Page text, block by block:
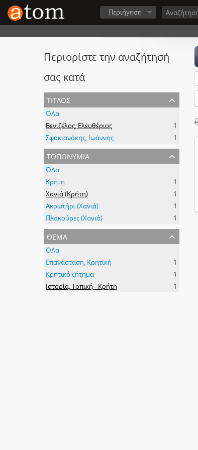
Περιήγηση
Περιορίστε την αναζήτησή
σας κατά
τίτλος
ΌΛα
Βενιζέλος, Ελευθέριος
1
Σφακιανάκης, Ιωάννης
1
τοπωνύμια
ΌΛα
Κρήτη
1
Χανιά (Κρήτη)
1
Ακρωτήρι (Χανιά)
1
Πλακούρες (Χανιά)
1
θέμα
ΌΛα
Επανάσταση, Κρητική
1
Κρητικό ζήτημα
1
Ιστορία, Τοπική - Κρήτη
1